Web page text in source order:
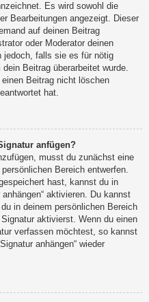
Es wird sowohl die
Bearbeitungen angezeigt. Dieser
auf deinen Beitrag
oder Moderator deinen
jedoch, falls sie es für nötig
Beitrag überarbeitet wurde.
Beitrag nicht löschen
hat.
anfügen?
musst du zunächst eine
Bereich entwerfen.
hast, kannst du in
aktivieren. Du kannst
in deinem persönlichen Bereich
aktivierst. Wenn du einen
verfassen möchtest, so kannst
anhängen“ wieder